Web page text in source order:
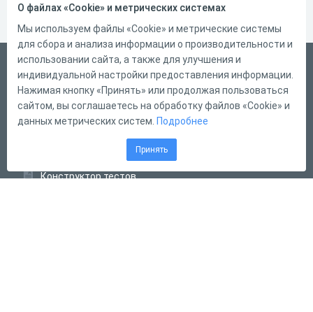
Русский
Справка
Форма обратной связи
Конструктор тестов
О файлах «Cookie» и метрических системах
Мы используем файлы «Cookie» и метрические системы
для сбора и анализа информации о производительности и
использовании сайта, а также для улучшения и
индивидуальной настройки предоставления информации.
Нажимая кнопку «Принять» или продолжая пользоваться
сайтом, вы соглашаетесь на обработку файлов «Cookie» и
данных метрических систем. Подробнее
Принять